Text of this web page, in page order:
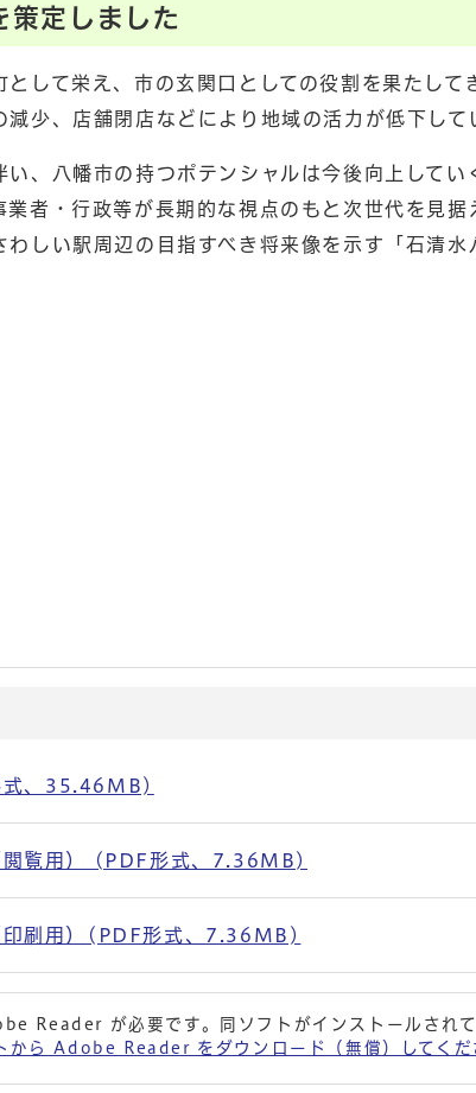
策定しました
して栄え、市の玄関口としての役割を果たして
少、店舗閉店などにより地域の活力が低下して
、八幡市の持つポテンシャルは今後向上してい
者・行政等が長期的な視点のもと次世代を見据
しい駅周辺の目指すべき将来像を示す「石清水
式、35.46MB)
閲覧用） (PDF形式、7.36MB)
印刷用）(PDF形式、7.36MB)
Reader が必要です。同ソフトがインストールされ
ら Adobe Reader をダウンロード（無償）してくだ